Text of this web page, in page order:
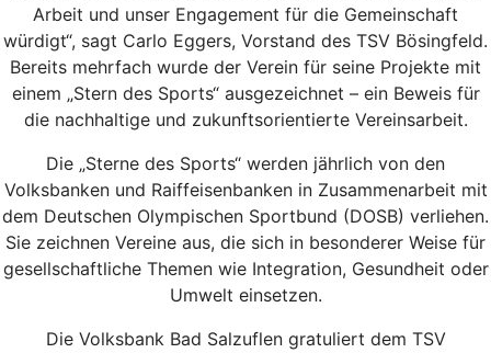
Arbeit und unser Engagement für die Gemeinschaft
würdigt“, sagt Carlo Eggers, Vorstand des TSV Bösingfeld.
Bereits mehrfach wurde der Verein für seine Projekte mit
einem „Stern des Sports“ ausgezeichnet – ein Beweis für
die nachhaltige und zukunftsorientierte Vereinsarbeit.
Die „Sterne des Sports“ werden jährlich von den
Volksbanken und Raiffeisenbanken in Zusammenarbeit mit
dem Deutschen Olympischen Sportbund (DOSB) verliehen.
Sie zeichnen Vereine aus, die sich in besonderer Weise für
gesellschaftliche Themen wie Integration, Gesundheit oder
Umwelt einsetzen.
Die Volksbank Bad Salzuflen gratuliert dem TSV